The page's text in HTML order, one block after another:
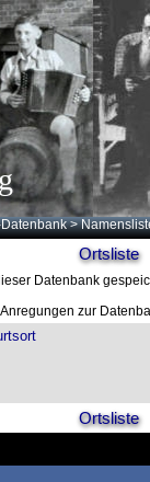
>
Ortsliste
Datenbank
zur
Ortsliste